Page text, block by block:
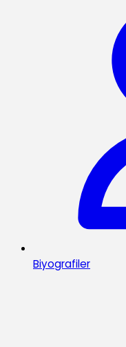
Biyografiler